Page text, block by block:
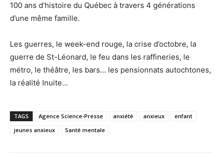
100 ans d’histoire du Québec à travers 4 générations
d’une même famille.
Les guerres, le week-end rouge, la crise d’octobre, la
guerre de St-Léonard, le feu dans les raffineries, le
métro, le théâtre, les bars… les pensionnats autochtones,
la réalité Inuite…
TAGS Agence Science-Presse anxiété anxieux
enfant
jeunes anxieux
Santé mentale